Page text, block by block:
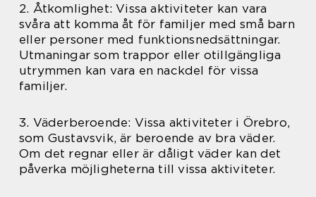
2. Åtkomlighet: Vissa aktiviteter kan vara
svåra att komma åt för familjer med små barn
eller personer med funktionsnedsättningar.
Utmaningar som trappor eller otillgängliga
utrymmen kan vara en nackdel för vissa
familjer.
3. Väderberoende: Vissa aktiviteter i Örebro,
som Gustavsvik, är beroende av bra väder.
Om det regnar eller är dåligt väder kan det
påverka möjligheterna till vissa aktiviteter.